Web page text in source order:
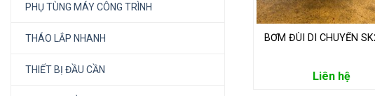
PHỤ TÙNG MÁY CÔNG TRÌNH
THÁO LẮP NHANH
THIẾT BỊ ĐẦU CẦN
BƠM ĐÙI DI CHUYỂN
Liên hệ